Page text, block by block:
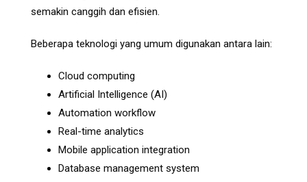
semakin canggih dan efisien.
Beberapa teknologi yang umum digunakan antara lain:
Cloud computing
Artificial Intelligence (AI)
Automation workflow
Real-time analytics
Mobile application integration
Database management system